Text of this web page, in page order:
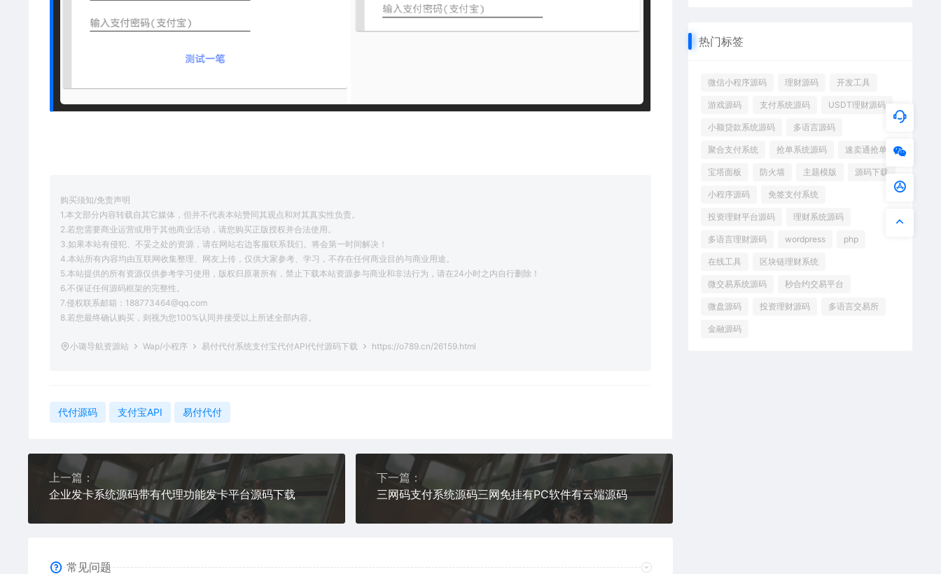
购买须知/免责声明
1.本文部分内容转载自其它媒体，但并不代表本站赞同其观点和对其真实性负责。
2.若您需要商业运营或用于其他商业活动，请您购买正版授权并合法使用。
3.如果本站有侵犯、不妥之处的资源，请在网站右边客服联系我们。将会第一时间解决！
4.本站所有内容均由互联网收集整理、网友上传，仅供大家参考、学习，不存在任何商业目的与商业用途。
5.本站提供的所有资源仅供参考学习使用，版权归原著所有，禁止下载本站资源参与商业和非法行为，请在24小时之内自行删除！
6.不保证任何源码框架的完整性。
7.侵权联系邮箱：188773464@qq.com
8.若您最终确认购买，则视为您100%认同并接受以上所述全部内容。
小璐导航资源站 Wap/小程序 易付代付系统支付宝代付API代付源码下载 https://o789.cn/26159.html
代付源码 支付宝API 易付代付
上一篇：
企业发卡系统源码带有代理功能发卡平台源码下载
下一篇：
三网码支付系统源码三网免挂有PC软件有云端源码
常见问题
热门标签
微信小程序源码 理财源码 开发工具
游戏源码 支付系统源码 USDT理财源码
小额贷款系统源码 多语言源码
聚合支付系统 抢单系统源码 速卖通抢单
宝塔面板 防火墙 主题模版 源码下载
小程序源码 免签支付系统
投资理财平台源码 理财系统源码
多语言理财源码 wordpress php
在线工具 区块链理财系统
微交易系统源码 秒合约交易平台
微盘源码 投资理财源码 多语言交易所
金融源码